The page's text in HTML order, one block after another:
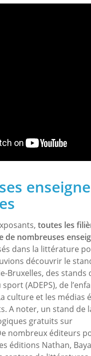
toutes les
de nombreuses
dans la littérature
découvrir le
Bruxelles, des stands
(ADEPS), de
culture et les médias
A noter, un stand de
gratuits sur
nombreux éditeurs
éditions Nathan,